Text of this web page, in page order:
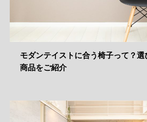
モダンテイストに合う椅子って？
商品をご紹介